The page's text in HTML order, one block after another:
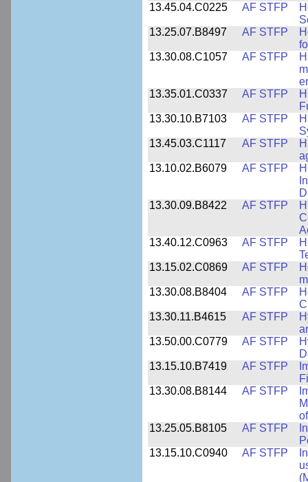
13.45.04.C0225 AF STFP
13.25.07.B8497
AF STFP
13.30.08.C1057
AF STFP
13.35.01.C0337
AF STFP
13.30.10.B7103
AF STFP
13.45.03.C1117
AF STFP
13.10.02.B6079
AF STFP
13.30.09.B8422
AF STFP
13.40.12.C0963
AF STFP
13.15.02.C0869
AF STFP
13.30.08.B8404
AF STFP
13.30.11.B4615
AF STFP
13.50.00.C0779
AF STFP
13.15.10.B7419
AF STFP
13.30.08.B8144
AF STFP
13.25.05.B8105
AF STFP
13.15.10.C0940
AF STFP